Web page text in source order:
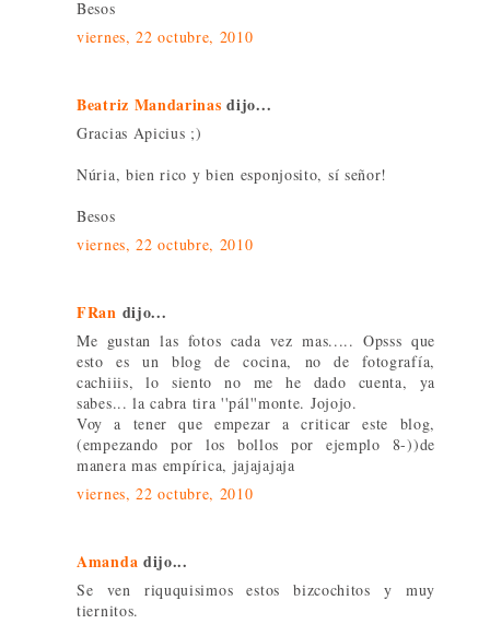
Besos
viernes, 22 octubre, 2010
Beatriz Mandarinas dijo...
Gracias Apicius ;)
Núria, bien rico y bien esponjosito, sí señor!
Besos
viernes, 22 octubre, 2010
FRan dijo...
Me gustan las fotos cada vez mas..... Opsss que
esto es un blog de cocina, no de fotografía,
cachiiis, lo siento no me he dado cuenta, ya
sabes... la cabra tira ''pál''monte. Jojojo.
Voy a tener que empezar a criticar este blog,
(empezando por los bollos por ejemplo 8-))de
manera mas empírica, jajajajaja
viernes, 22 octubre, 2010
Amanda dijo...
Se ven riququisimos estos bizcochitos y muy
tiernitos.